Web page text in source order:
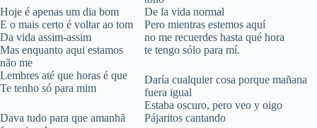
Hoje é apenas um dia bom
E o mais certo é voltar ao tom
Da vida assim-assim
Mas enquanto aqui estamos
não me
Lembres até que horas é que
Te tenho só para mim
Dava tudo para que amanhã
De la vida normal
Pero mientras estemos aquí
no me recuerdes hasta qué hora
te tengo sólo para mí.
Daría cualquier cosa porque mañana
fuera igual
Estaba oscuro, pero veo y oigo
Pájaritos cantando